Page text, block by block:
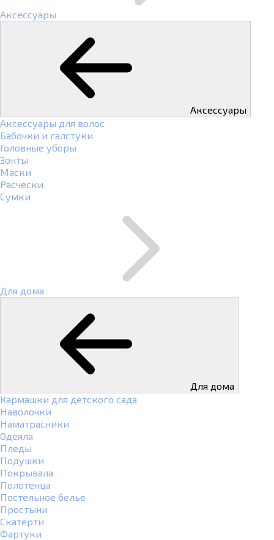
Аксессуары
Аксессуары
Аксессуары для волос
Бабочки и галстуки
Головные уборы
Зонты
Маски
Расчески
Сумки
Для дома
Для дома
Кармашки для детского сада
Наволочки
Наматрасники
Одеяла
Пледы
Подушки
Покрывала
Полотенца
Постельное белье
Простыни
Скатерти
Фартуки